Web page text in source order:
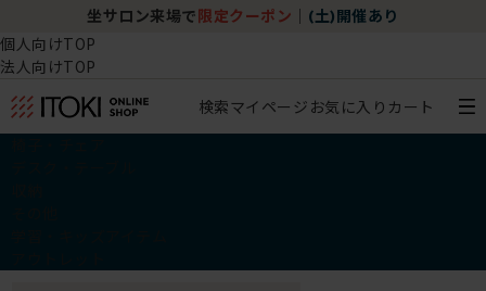
坐サロン来場で 限定クーポン (土)開催あり
個人向けTOP
法人向けTOP
検索マイページ お気に入り カート